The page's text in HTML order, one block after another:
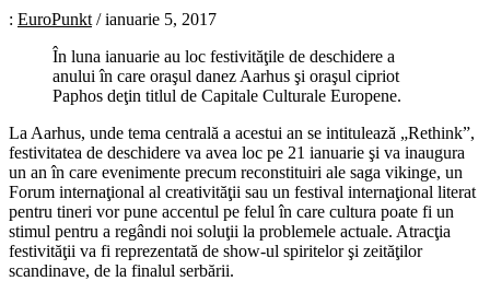
: EuroPunkt /ianuarie 5, 2017
În luna ianuarie au loc festivităţile de deschidere a
anului în care oraşul danez Aarhus şi oraşul cipriot
Paphos deţin titlul de Capitale Culturale Europene.
La Aarhus, unde tema centrală a acestui an se intitulează „Rethink”,
festivitatea de deschidere va avea loc pe 21 ianuarie şi va inaugura
un an în care evenimente precum reconstituiri ale saga vikinge, un
Forum internaţional al creativităţii sau un festival internaţional literat
pentru tineri vor pune accentul pe felul în care cultura poate fi un
stimul pentru a regândi noi soluţii la problemele actuale. Atracţia
festivităţii va fi reprezentată de show-ul spiritelor şi zeităţilor
scandinave, de la finalul serbării.